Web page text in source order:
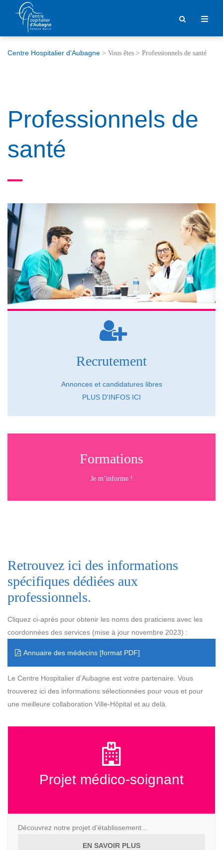
Centre Hospitalier d'Aubagne > Vous êtes > Professionnels de santé
Professionnels de
santé
Recrutement
Annonces et candidatures libres
PLUS D'INFOS ICI
Plus d'infos
Formations
Je m’informe !
Retrouvez ici des informations
spécifiques dédiées aux
professionnels.
Cliquez ci-après pour obtenir les noms des praticiens avec les
coordonnées des services (mise à jour novembre 2023) :
Annuaire des médecins
Le Centre Hospitalier d’Aubagne est votre partenaire. Vous
trouverez ici des informations sélectionnées pour vous et pour
une meilleure collaboration Ville-Hôpital et au delà.
Projet médico-soignant
Découvrez notre projet d’établissement…
EN SAVOIR PLUS